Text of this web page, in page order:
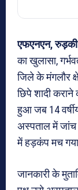
एफएनएन,
का खुलासा,
जिले के मंगलौर
छिपे शादी
हुआ जब 14
अस्पताल में जांच
में हड़कंप मच
जानकारी के